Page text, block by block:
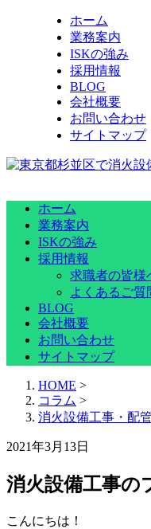
ホーム
業務案内
ISKの強み
採用情報
BLOG
会社概要
お問い合わせ
サイトマップ
ホーム
業務案内
ISKの強み
採用情報
求職者の皆様
よくあるご質
BLOG
会社概要
お問い合わせ
サイトマップ
HOME >
コラム >
消火設備工事・配
2021年3月13日
消火設備工事の
こんにちは！